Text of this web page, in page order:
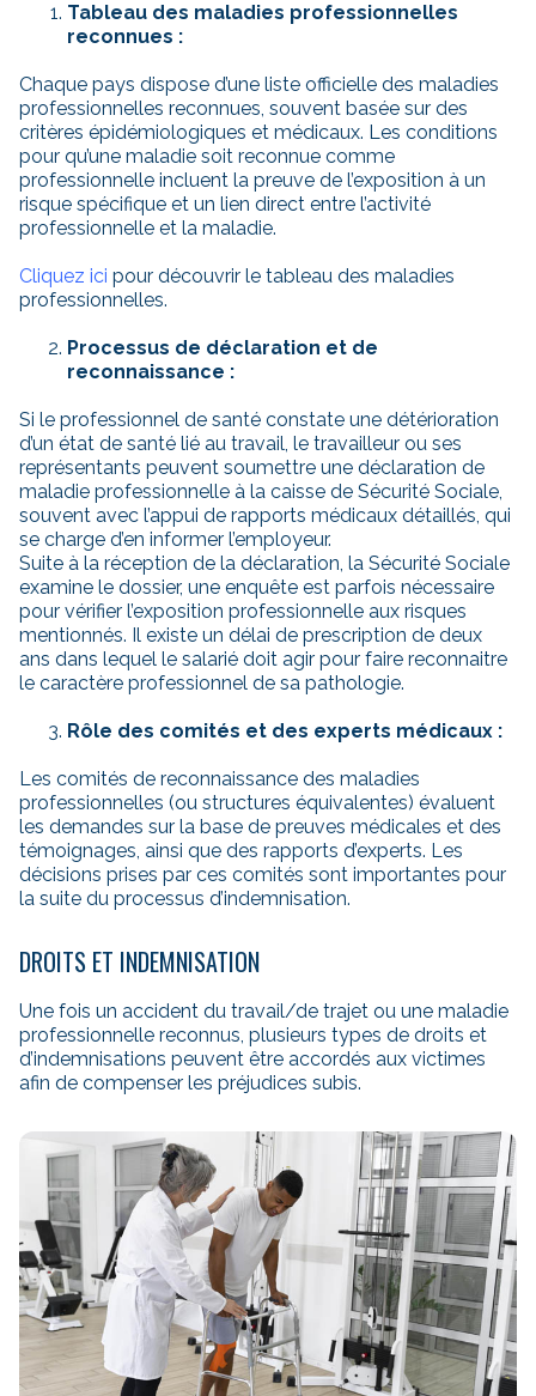
Tableau des maladies professionnelles
reconnues :
Chaque pays dispose d’une liste officielle des maladies
professionnelles reconnues, souvent basée sur des
critères épidémiologiques et médicaux. Les conditions
pour qu’une maladie soit reconnue comme
professionnelle incluent la preuve de l’exposition à un
risque spécifique et un lien direct entre l’activité
professionnelle et la maladie.
Cliquez ici pour découvrir le tableau des maladies
professionnelles.
Processus de déclaration et de
reconnaissance :
Si le professionnel de santé constate une détérioration
d’un état de santé lié au travail, le travailleur ou ses
représentants peuvent soumettre une déclaration de
maladie professionnelle à la caisse de Sécurité Sociale,
souvent avec l’appui de rapports médicaux détaillés, qui
se charge d’en informer l’employeur.
Suite à la réception de la déclaration, la Sécurité Sociale
examine le dossier, une enquête est parfois nécessaire
pour vérifier l’exposition professionnelle aux risques
mentionnés. Il existe un délai de prescription de deux
ans dans lequel le salarié doit agir pour faire reconnaitre
le caractère professionnel de sa pathologie.
Rôle des comités et des experts médicaux :
Les comités de reconnaissance des maladies
professionnelles (ou structures équivalentes) évaluent
les demandes sur la base de preuves médicales et des
témoignages, ainsi que des rapports d’experts. Les
décisions prises par ces comités sont importantes pour
la suite du processus d’indemnisation.
DROITS ET INDEMNISATION
Une fois un accident du travail/de trajet ou une maladie
professionnelle reconnus, plusieurs types de droits et
d’indemnisations peuvent être accordés aux victimes
afin de compenser les préjudices subis.